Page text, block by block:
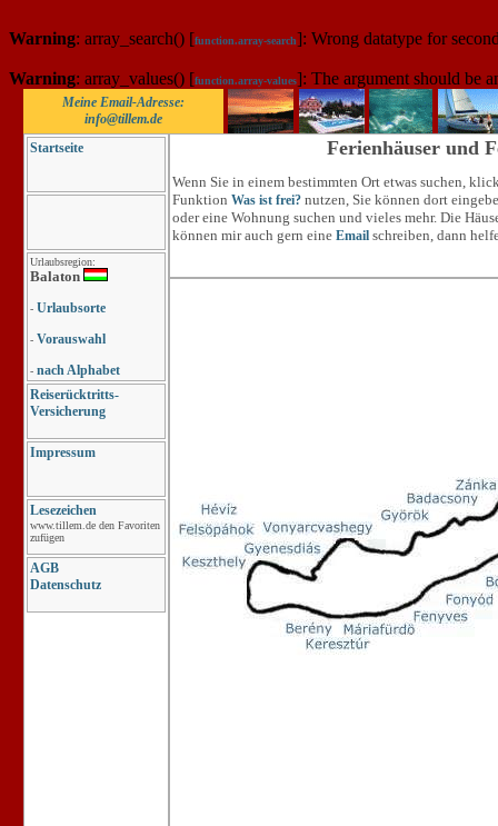
Warning: array_search() [function.array-search]: Wrong datatype for
Warning: array_values() [function.array-values]: The argument should be
Meine Email-Adresse:
info@tillem.de
Startseite
Urlaubsregion:
Balaton
- Urlaubsorte
- Vorauswahl
-nach Alphabet
Reiserücktritts-
Versicherung
Impressum
Lesezeichen
www.tillem.de den Favoriten
zufügen
AGB
Datenschutz
Ferienhäuser und
Wenn Sie in einem bestimmten Ort etwas suchen,
FunktionWas ist frei?nutzen, Sie können dort
oder eine Wohnung suchen und vieles mehr. Die
können mir auch gern eineEmailschreiben, dann